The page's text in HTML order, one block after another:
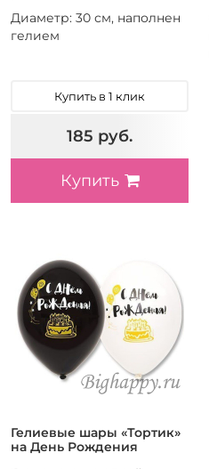
Диаметр: 30 см, наполнен
гелием
Купить в 1 клик
185 руб.
Купить
Гелиевые шары «Тортик»
на День Рождения